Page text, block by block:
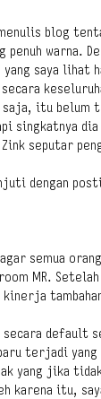
blog
warna.
saya lihat
saja, itu belum
singkatnya dia
seputar
dengan
semua
MR. Setelah
secara default
terjadi
yang jika
karena itu,